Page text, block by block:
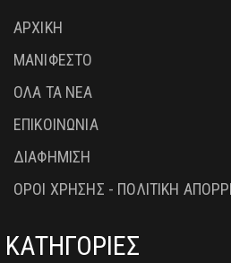
ΑΡΧΙΚΗ
ΜΑΝΙΦΕΣΤΟ
ΟΛΑ ΤΑ ΝΕΑ
ΕΠΙΚΟΙΝΩΝΙΑ
ΔΙΑΦΗΜΙΣΗ
ΟΡΟΙ ΧΡΗΣΗΣ - ΠΟΛΙΤΙΚΗ
ΚΑΤΗΓΟΡΙΕΣ